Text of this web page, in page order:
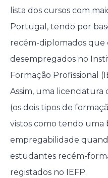
lista dos cursos com
Portugal, tendo por
recém-diplomados que
desempregados no
Formação Profissional
Assim, uma
(os dois tipos de
vistos como tendo uma
empregabilidade
estudantes recém-
registados no IEFP.